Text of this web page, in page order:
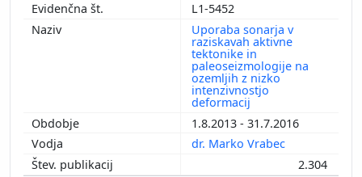
L1-5452
Uporaba sonarja v
raziskavah aktivne
tektonike in
paleoseizmologije na
ozemljih z nizko
intenzivnostjo
deformacij
1.8.2013 - 31.7.2016
dr. Marko Vrabec
2.304